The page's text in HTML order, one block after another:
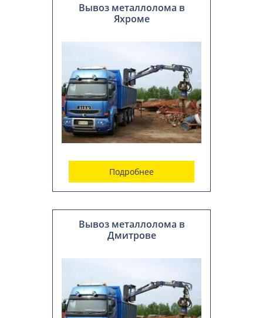
Вывоз металлолома в
Яхроме
Подробнее
Вывоз металлолома в
Дмитрове